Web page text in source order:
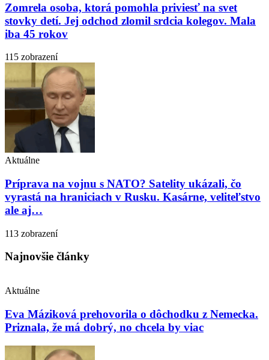
Zomrela osoba, ktorá pomohla priviesť na svet
stovky detí. Jej odchod zlomil srdcia kolegov. Mala
iba 45 rokov
115 zobrazení
Aktuálne
Príprava na vojnu s NATO? Satelity ukázali, čo
vyrastá na hraniciach v Rusku. Kasárne, veliteľstvo
ale aj…
113 zobrazení
Najnovšie články
Aktuálne
Eva Máziková prehovorila o dôchodku z Nemecka.
Priznala, že má dobrý, no chcela by viac